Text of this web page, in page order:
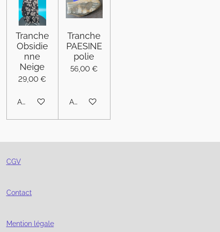
Tranche
Obsidie
nne
Neige
29,00 €
Ajouter au panier
Tranche
PAESINE
polie
56,00 €
Ajouter au panier
CGV
Contact
Mention légale